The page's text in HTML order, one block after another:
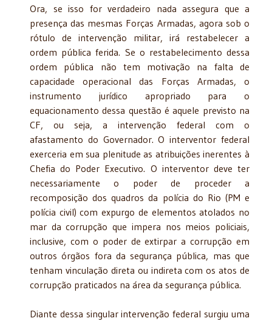
Ora, se isso for verdadeiro nada assegura que a
presença das mesmas Forças Armadas, agora sob o
rótulo de intervenção militar, irá restabelecer a
ordem pública ferida. Se o restabelecimento dessa
ordem pública não tem motivação na falta de
capacidade operacional das Forças Armadas, o
instrumento jurídico apropriado para o
equacionamento dessa questão é aquele previsto na
CF, ou seja, a intervenção federal com o
afastamento do Governador. O interventor federal
exerceria em sua plenitude as atribuições inerentes à
Chefia do Poder Executivo. O interventor deve ter
necessariamente o poder de proceder a
recomposição dos quadros da polícia do Rio (PM e
polícia civil) com expurgo de elementos atolados no
mar da corrupção que impera nos meios policiais,
inclusive, com o poder de extirpar a corrupção em
outros órgãos fora da segurança pública, mas que
tenham vinculação direta ou indireta com os atos de
corrupção praticados na área da segurança pública.
Diante dessa singular intervenção federal surgiu uma